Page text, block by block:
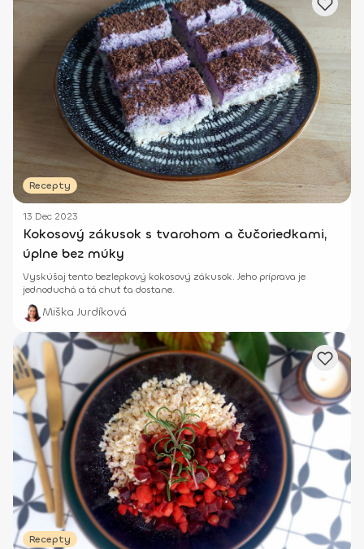
Recepty
13 Dec 2023
Kokosový zákusok s tvarohom a čučoriedkami,
úplne bez múky
Vyskúšaj tento bezlepkový kokosový zákusok. Jeho príprava je
jednoduchá a tá chuť ťa dostane.
Miška Jurdíková
Recepty